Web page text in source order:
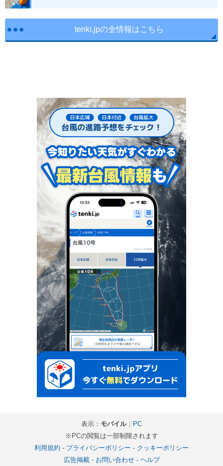
tenki.jpの全情報はこちら
表示： モバイル｜
PC
※PCの閲覧は一部制限されます
利用規約 - プライバシーポリシー - クッキーポリシー
広告掲載- お問い合わせ- ヘルプ